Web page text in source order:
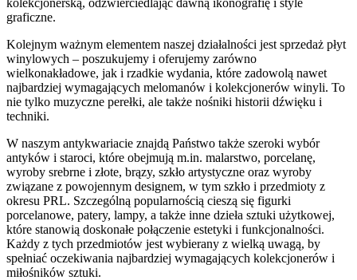
graficzne.
Kolejnym ważnym elementem naszej działalności jest sprzedaż płyt
winylowych – poszukujemy i oferujemy zarówno
wielkonakładowe, jak i rzadkie wydania, które zadowolą nawet
najbardziej wymagających melomanów i kolekcjonerów winyli. To
nie tylko muzyczne perełki, ale także nośniki historii dźwięku i
techniki.
W naszym antykwariacie znajdą Państwo także szeroki wybór
antyków i staroci, które obejmują m.in. malarstwo, porcelanę,
wyroby srebrne i złote, brązy, szkło artystyczne oraz wyroby
związane z powojennym designem, w tym szkło i przedmioty z
okresu PRL. Szczególną popularnością cieszą się figurki
porcelanowe, patery, lampy, a także inne dzieła sztuki użytkowej,
które stanowią doskonałe połączenie estetyki i funkcjonalności.
Każdy z tych przedmiotów jest wybierany z wielką uwagą, by
spełniać oczekiwania najbardziej wymagających kolekcjonerów i
miłośników sztuki.